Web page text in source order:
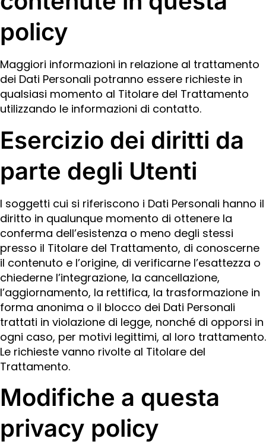
policy
Maggiori informazioni in relazione al trattamento
dei Dati Personali potranno essere richieste in
qualsiasi momento al Titolare del Trattamento
utilizzando le informazioni di contatto.
Esercizio dei diritti da
parte degli Utenti
I soggetti cui si riferiscono i Dati Personali hanno il
diritto in qualunque momento di ottenere la
conferma dell’esistenza o meno degli stessi
presso il Titolare del Trattamento, di conoscerne
il contenuto e l’origine, di verificarne l’esattezza o
chiederne l’integrazione, la cancellazione,
l’aggiornamento, la rettifica, la trasformazione in
forma anonima o il blocco dei Dati Personali
trattati in violazione di legge, nonché di opporsi in
ogni caso, per motivi legittimi, al loro trattamento.
Le richieste vanno rivolte al Titolare del
Trattamento.
Modifiche a questa
privacy policy